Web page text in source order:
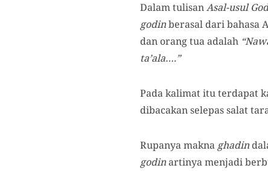
Dalam tulisanAsal-usul
godinberasal dari bahasa
dan orang tua adalah
ta’ala….”
Pada kalimat itu terdapat
dibacakan selepas salat
Rupanya maknaghadin
godinartinya menjadi